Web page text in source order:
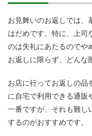
お見舞いのお返しでは、
はだめです。特に、上司
のは失礼にあたるのでや
お返しに限らず、どんな
お店に行ってお返しの品
に自宅で利用できる通販
一番ですが、それも難し
するのがおすすめです。